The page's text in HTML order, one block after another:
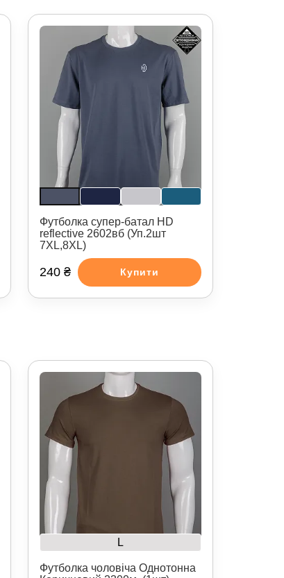
Футболка супер-батал HD
reflective 2602вб (Уп.2шт
7XL,8XL)
240 ₴ Купити
L
Футболка чоловіча Однотонна